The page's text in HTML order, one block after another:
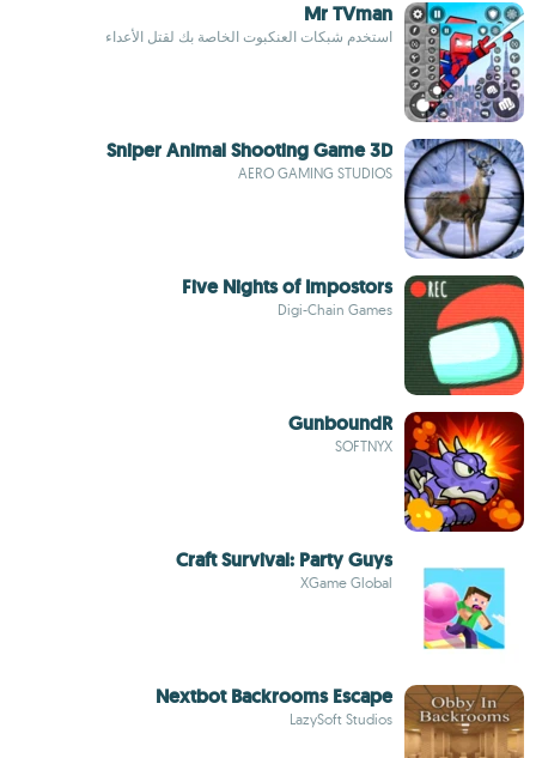
Mr TVman
استخدم شبكات العنكبوت الخاصة بك لقتل الأعداء
Sniper Animal Shooting Game 3D
AERO GAMING STUDIOS
Five Nights of Impostors
Digi-Chain Games
GunboundR
SOFTNYX
Craft Survival: Party Guys
XGame Global
Nextbot Backrooms Escape
LazySoft Studios